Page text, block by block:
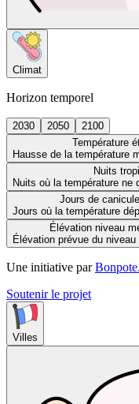
Climat
Horizon temporel
2030 2050
2100
Température
Hausse de la température
Nuits
Nuits où la température ne
Jours de canicule
Jours où la température
Élévation niveau
Élévation prévue du niveau
Une initiative par
Soutenir le projet
Villes